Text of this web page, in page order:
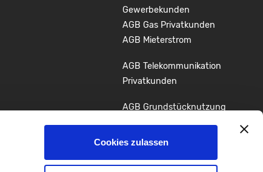
Cookies zulassen
Gewerbekunden
AGB Gas Privatkunden
AGB Mieterstrom
AGB Telekommunikation
Privatkunden
AGB Grundstücknutzung
Youtube